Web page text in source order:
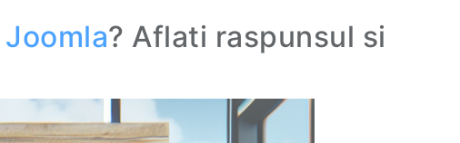
Joomla? Aflati raspunsul si